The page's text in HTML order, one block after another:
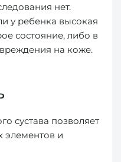
нет.
у ребенка высокая
состояние, либо в
на коже.
сустава позволяет
элементов и